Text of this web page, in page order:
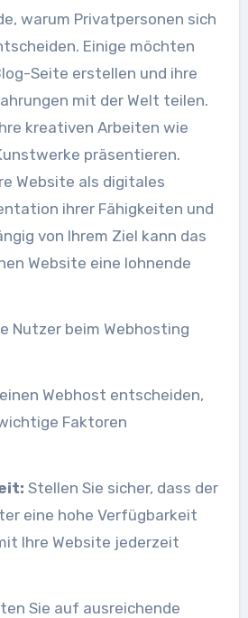
warum Privatpersonen sich
Einige möchten
Seite erstellen und ihre
mit der Welt teilen.
kreativen Arbeiten wie
präsentieren.
Website als digitales
ihrer Fähigkeiten und
von Ihrem Ziel kann das
Website eine lohnende
Nutzer beim Webhosting
Webhost entscheiden,
Faktoren
Stellen Sie sicher, dass der
eine hohe Verfügbarkeit
Ihre Website jederzeit
Sie auf ausreichende